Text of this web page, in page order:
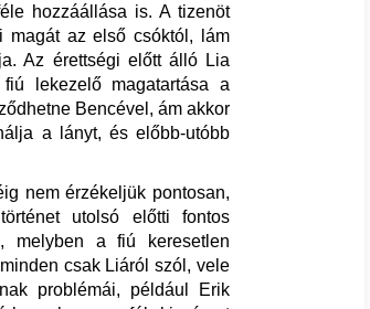
hozzáállása is. A tizenöt
az első csóktól, lám
Az érettségi előtt álló Lia
lekezelő magatartása a
Bencével, ám akkor
a lányt, és előbb-utóbb
nem érzékeljük pontosan,
utolsó előtti fontos
melyben a fiú keresetlen
csak Liáról szól, vele
problémái, például Erik